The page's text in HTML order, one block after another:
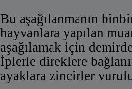
Bu aşağılanmanın
hayvanlara yapılan
aşağılamak için
İplerle direklere
ayaklara zincirler